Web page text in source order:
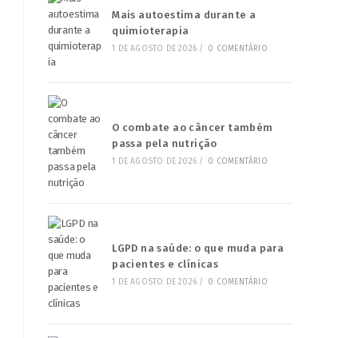
Mais autoestima durante a
quimioterapia
1 DE AGOSTO DE 2026 / 0 COMENTÁRIO
O combate ao câncer também
passa pela nutrição
1 DE AGOSTO DE 2026 / 0 COMENTÁRIO
LGPD na saúde: o que muda para
pacientes e clínicas
1 DE AGOSTO DE 2026 / 0 COMENTÁRIO